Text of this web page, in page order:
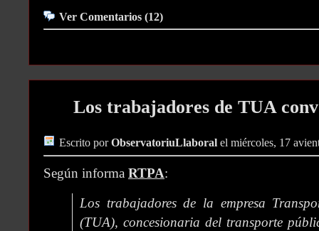
Ver Comentarios (12)
Los trabajadores de TUA
Escrito porObservatoriuLlaboral el miércoles, 17
Según informa RTPA:
Los trabajadores de la empresa
(TUA), concesionaria del transporte